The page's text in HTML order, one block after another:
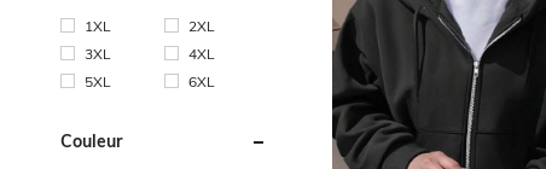
1XL
2XL
3XL
4XL
5XL
6XL
Couleur